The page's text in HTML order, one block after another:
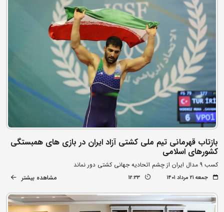
بازتاب قهرمانی تیم ملی کشتی آزاد ایران در بازی های همبستگی
کشورهای اسلامی
کسب 9 مدال ایران از چشم اتحادیه جهانی کشتی دور نماند
جمعه ۲۱ مرداد ۱۴۰۱ 12:33 مشاهده بیشتر